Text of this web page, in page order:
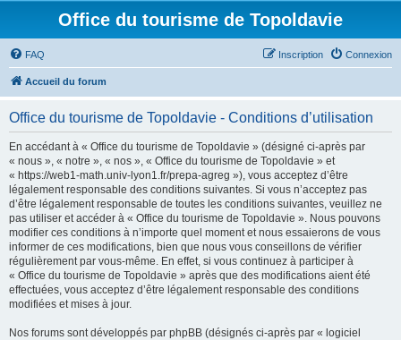
Office du tourisme de Topoldavie
FAQ Connexion
Inscription
Accueil du forum
Office du tourisme de Topoldavie - Conditions d’utilisation
En accédant à « Office du tourisme de Topoldavie » (désigné ci-après par
« nous », « notre », « nos », « Office du tourisme de Topoldavie » et
« https://web1-math.univ-lyon1.fr/prepa-agreg »), vous acceptez d’être
légalement responsable des conditions suivantes. Si vous n’acceptez pas
d’être légalement responsable de toutes les conditions suivantes, veuillez ne
pas utiliser et accéder à « Office du tourisme de Topoldavie ». Nous pouvons
modifier ces conditions à n’importe quel moment et nous essaierons de vous
informer de ces modifications, bien que nous vous conseillons de vérifier
régulièrement par vous-même. En effet, si vous continuez à participer à
« Office du tourisme de Topoldavie » après que des modifications aient été
effectuées, vous acceptez d’être légalement responsable des conditions
modifiées et mises à jour.
Nos forums sont développés par phpBB (désignés ci-après par « logiciel